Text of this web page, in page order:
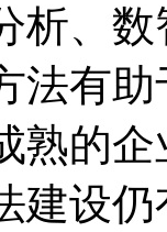
析、
法有
熟的
建设